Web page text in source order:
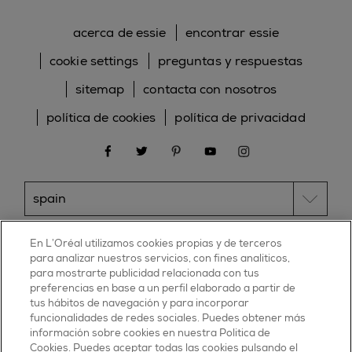
acerca de essie
encontrar essie
cookie settings
preguntas y respuestas
sitemap
contacta con nosotros
política de cookies
política de privacidad
facebooktwitter pinterestyoutubeinstagram
ESSIE
30, rue d’Alsace – 92300 Levallois-Perret
FRANCE
Contáctanos
900 181 055
En L’Oréal utilizamos cookies propias y de terceros
para analizar nuestros servicios, con fines analíticos,
para mostrarte publicidad relacionada con tus
preferencias en base a un perfil elaborado a partir de
tus hábitos de navegación y para incorporar
funcionalidades de redes sociales. Puedes obtener más
información sobre cookies en nuestra Política de
Cookies. Puedes aceptar todas las cookies pulsando el